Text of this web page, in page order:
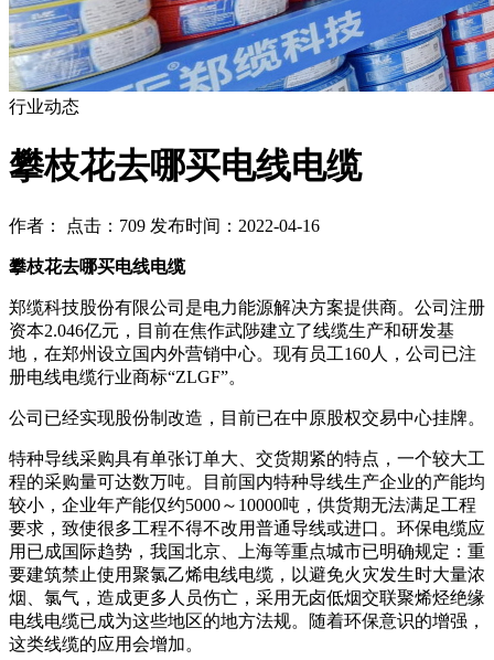
行业动态
攀枝花去哪买电线电缆
作者： 点击：709 发布时间：2022-04-16
攀枝花去哪买电线电缆
郑缆科技股份有限公司是电力能源解决方案提供商。公司注册
资本2.046亿元，目前在焦作武陟建立了线缆生产和研发基
地，在郑州设立国内外营销中心。现有员工160人，公司已注
册电线电缆行业商标“ZLGF”。
公司已经实现股份制改造，目前已在中原股权交易中心挂牌。
特种导线采购具有单张订单大、交货期紧的特点，一个较大工
程的采购量可达数万吨。目前国内特种导线生产企业的产能均
较小，企业年产能仅约5000～10000吨，供货期无法满足工程
要求，致使很多工程不得不改用普通导线或进口。环保电缆应
用已成国际趋势，我国北京、上海等重点城市已明确规定：重
要建筑禁止使用聚氯乙烯电线电缆，以避免火灾发生时大量浓
烟、氯气，造成更多人员伤亡，采用无卤低烟交联聚烯烃绝缘
电线电缆已成为这些地区的地方法规。随着环保意识的增强，
这类线缆的应用会增加。